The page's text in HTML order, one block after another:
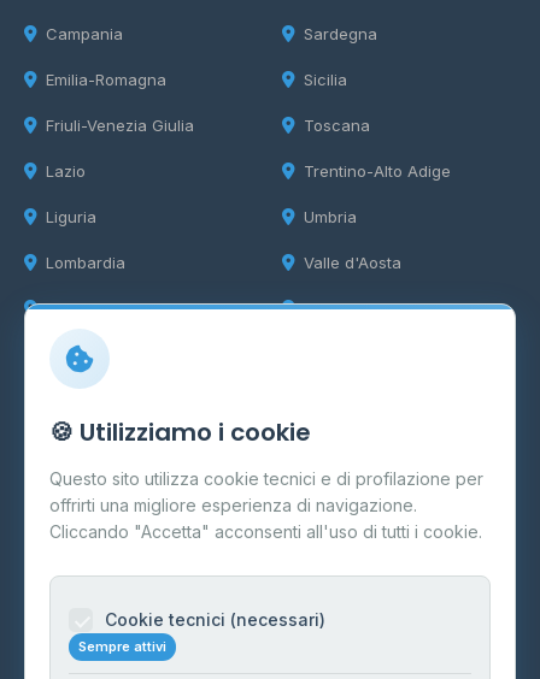
Campania
Emilia-Romagna
Friuli-Venezia Giulia
Lazio
Liguria
Lombardia
Marche
Sardegna
Sicilia
Toscana
Trentino-Alto Adige
Umbria
Valle d'Aosta
Veneto
Info
Cos'è il GPL
FAQ
Contatti
Informazioni legali
🍪 Utilizziamo i cookie
Questo sito utilizza cookie tecnici e di profilazione per
offrirti una migliore esperienza di navigazione.
Cliccando "Accetta" acconsenti all'uso di tutti i cookie.
Cookie tecnici (necessari)
Sempre attivi